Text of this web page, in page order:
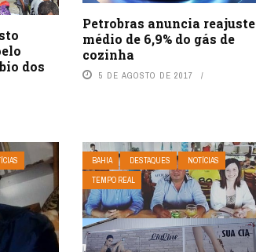
dos
Petrobras anuncia reajuste
médio de 6,9% do gás de
cozinha
5 DE AGOSTO DE 2017
BAHIA DESTAQUES
NOTÍCIAS
TEMPO REAL